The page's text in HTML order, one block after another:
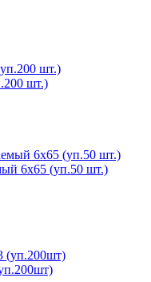
шт.)
6х65 (уп.50 шт.)